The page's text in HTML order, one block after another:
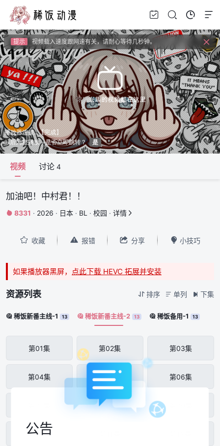
提示
如果无法播放请安装HEVC拓展，具体请百度
提示
提示
视频载入速度跟网速有关，请耐心等待几秒钟。
提示
如果无法播放请安装HEVC拓展，具体请百度
视频 讨论 4
加油吧！中村君！！
 8331 · 2026 · 日本 · BL · 校园 · 详情 
 收藏  报错  分享  小技巧
如果播放器黑屏， 点此下载 HEVC 拓展并安装
资源列表  排序  单列  下集
 稀饭新番主线-1 13  稀饭新番主线-2 13  稀饭备用-1 13
第01集 第02集 第03集
第04集 第05集 第06集
第08集
第10集
公告